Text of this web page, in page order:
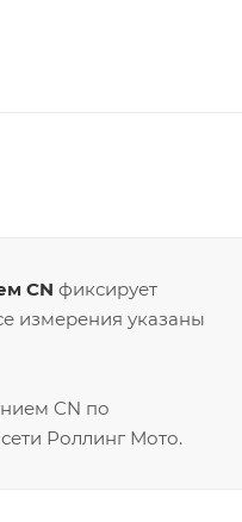
CN фиксирует
измерения указаны
CN по
Роллинг Мото.